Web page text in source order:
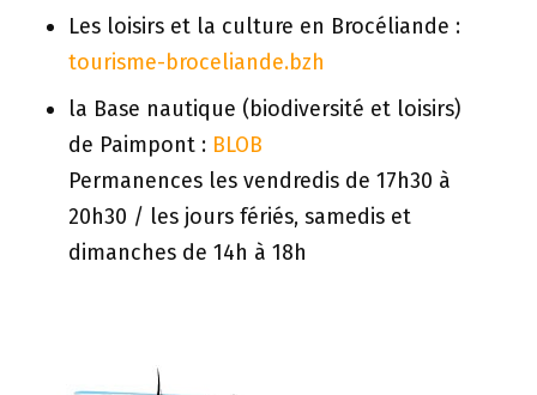
Les loisirs et la culture en Brocéliande :
tourisme-broceliande.bzh
la Base nautique (biodiversité et loisirs)
de Paimpont : BLOB
Permanences les vendredis de 17h30 à
20h30 / les jours fériés, samedis et
dimanches de 14h à 18h